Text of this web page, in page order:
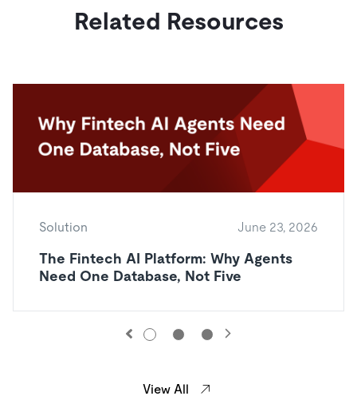
Related Resources
Solution June 23, 2026
The Fintech AI Platform: Why Agents
Need One Database, Not Five
View All